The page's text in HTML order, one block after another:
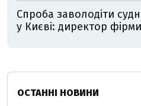
Спроба заволодіти
у Києві: директор
ОСТАННІ НОВИНИ